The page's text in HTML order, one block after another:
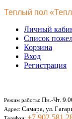
Теплый пол
Личный
Список
Корзина
Вход
Регистрация
Режим работы: Пн.-Чт.
Адрес: Самара, ул.
+7 902 581